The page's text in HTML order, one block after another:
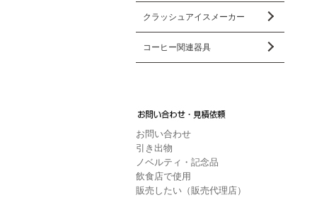
クラッシュアイスメーカー
コーヒー関連器具
お問い合わせ
引き出物
ノベルティ・記念品
飲食店で使用
販売したい（販売代理店）